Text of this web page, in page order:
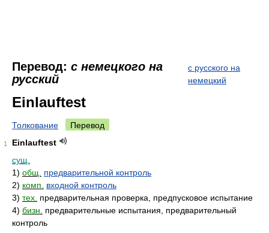
Перевод: с немецкого на
русский
с русского на
немецкий
Einlauftest
Толкование Перевод
1
Einlauftest
сущ.
1) общ.
предварительной контроль
2) комп.
входной контроль
3) тех. предварительная проверка, предпусковое испытание
4) бизн.
предварительные испытания, предварительный
контроль